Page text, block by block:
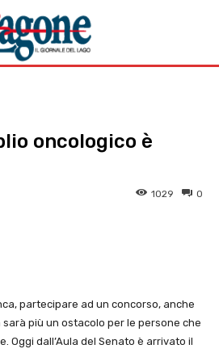
oncologico è
0
1029
partecipare ad un concorso, anche
più un ostacolo per le persone che
Oggi dall’Aula del Senato è arrivato il